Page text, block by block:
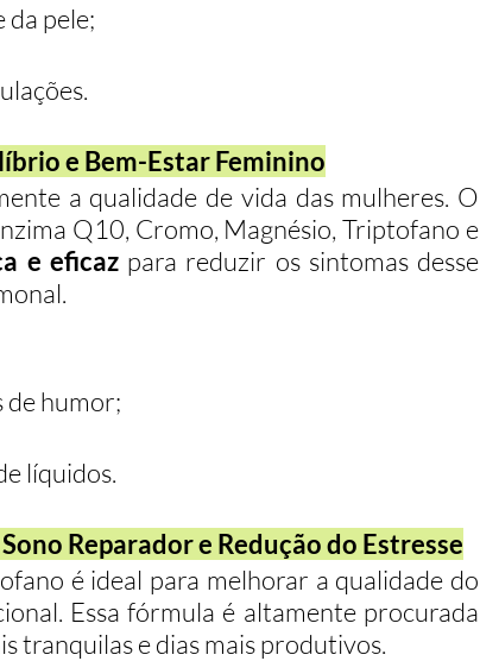
da pele;
e Bem-Estar Feminino
a qualidade de vida das mulheres. O
Q10, Cromo, Magnésio, Triptofano e
e eficaz para reduzir os sintomas desse
de humor;
líquidos.
Reparador e Redução do Estresse
é ideal para melhorar a qualidade do
Essa fórmula é altamente procurada
tranquilas e dias mais produtivos.